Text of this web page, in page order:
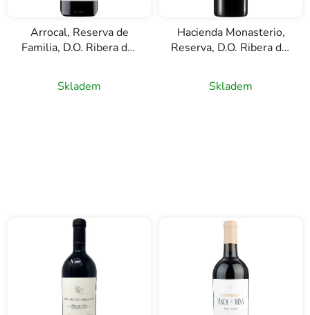
Arrocal, Reserva de
Familia, D.O. Ribera del
0,75l
Skladem
Hacienda Monasterio,
Reserva, D.O. Ribera del
0,75l
Skladem